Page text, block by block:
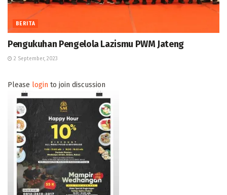
BERITA
Pengukuhan Pengelola Lazismu PWM Jateng
2 September, 2023
Please login to join discussion